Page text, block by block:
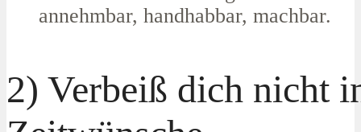
annehmbar, handhabbar, machbar.
2) Verbeiß dich nicht